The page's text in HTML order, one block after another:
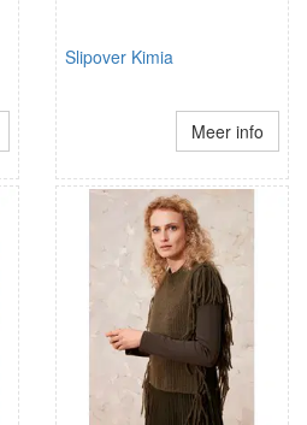
Slipover Kimia
Meer info